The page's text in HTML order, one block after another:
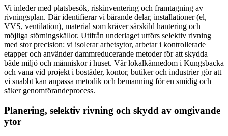
Vi inleder med platsbesök, riskinventering och framtagning av
rivningsplan. Där identifierar vi bärande delar, installationer (el,
VVS, ventilation), material som kräver särskild hantering och
möjliga störningskällor. Utifrån underlaget utförs selektiv rivning
med stor precision: vi isolerar arbetsytor, arbetar i kontrollerade
etapper och använder dammreducerande metoder för att skydda
både miljö och människor i huset. Vår lokalkännedom i Kungsbacka
och vana vid projekt i bostäder, kontor, butiker och industrier gör att
vi snabbt kan anpassa metodik och bemanning för en smidig och
säker genomförandeprocess.
Planering, selektiv rivning och skydd av omgivande
ytor